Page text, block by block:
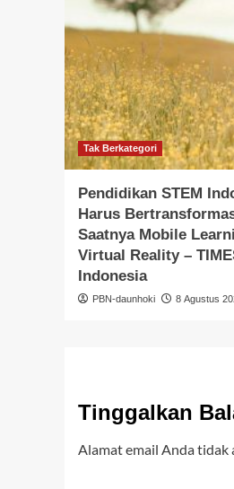
Tak Berkategori
Pendidikan STEM
Harus
Saatnya Mobile
Virtual Reality –
Indonesia
PBN-daunhoki 8 Agustus
Tinggalkan
Alamat email Anda tidak